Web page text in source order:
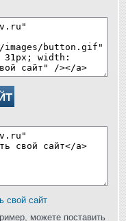
свой сайт
можете поставить